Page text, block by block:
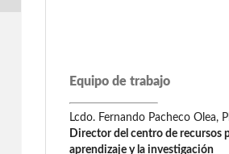
Equipo de trabajo
Lcdo. Fernando Pacheco Olea,
Director del centro de recursos
aprendizaje y la investigación